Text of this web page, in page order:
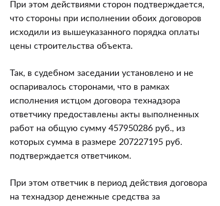
При этом действиями сторон подтверждается,
что стороны при исполнении обоих договоров
исходили из вышеуказанного порядка оплаты
цены строительства объекта.
Так, в судебном заседании установлено и не
оспаривалось сторонами, что в рамках
исполнения истцом договора технадзора
ответчику предоставлены акты выполненных
работ на общую сумму 457950286 руб., из
которых сумма в размере 207227195 руб.
подтверждается ответчиком.
При этом ответчик в период действия договора
на технадзор денежные средства за